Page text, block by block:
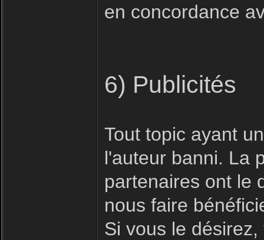
en concordance
6) Publicités
Tout topic ayant
l'auteur banni. La
partenaires ont le
nous faire
Si vous le